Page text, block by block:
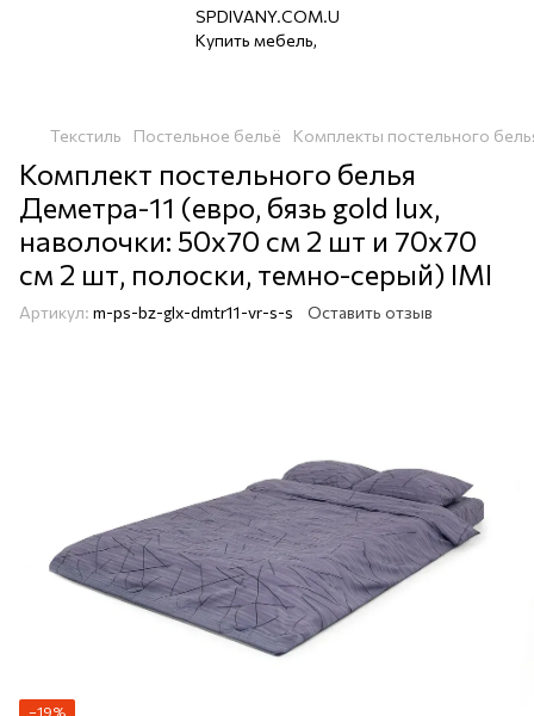
Текстиль Постельное бельё Комплекты постельного
Комплект постельного белья
Деметра-11 (евро, бязь gold lux,
наволочки: 50х70 см 2 шт и 70х70
см 2 шт, полоски, темно-серый) IMI
Артикул: m-ps-bz-glx-dmtr11-vr-s-s Оставить отзыв
−19%